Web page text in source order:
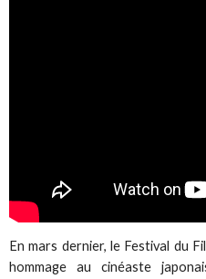
En mars dernier, le Festival du
hommage au cinéaste